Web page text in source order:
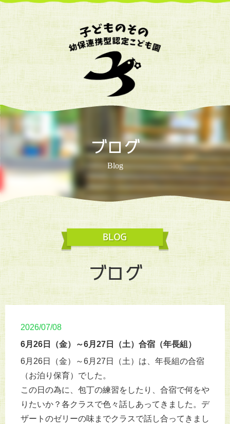
ブログ
Blog
ブログ
2026/07/08
6月26日（金）～6月27日（土）合宿（年長組）
6月26日（金）～6月27日（土）は、年長組の合宿
（お泊り保育）でした。
この日の為に、包丁の練習をしたり、合宿で何をや
りたいか？各クラスで色々話しあってきました。デ
ザートのゼリーの味までクラスで話し合ってきまし